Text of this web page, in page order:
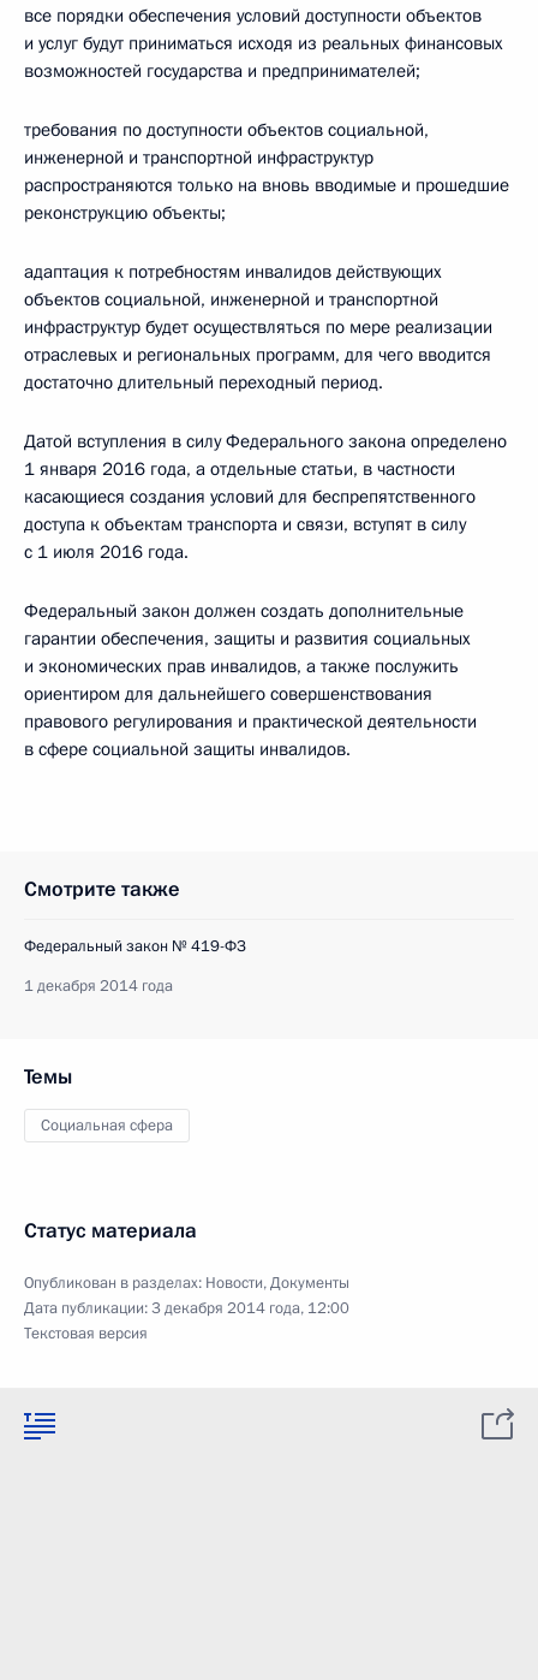
все порядки обеспечения условий доступности объектов
и услуг будут приниматься исходя из реальных финансовых
возможностей государства и предпринимателей;
требования по доступности объектов социальной,
инженерной и транспортной инфраструктур
распространяются только на вновь вводимые и прошедшие
реконструкцию объекты;
адаптация к потребностям инвалидов действующих
объектов социальной, инженерной и транспортной
инфраструктур будет осуществляться по мере реализации
отраслевых и региональных программ, для чего вводится
достаточно длительный переходный период.
Датой вступления в силу Федерального закона определено
1 января 2016 года, а отдельные статьи, в частности
касающиеся создания условий для беспрепятственного
доступа к объектам транспорта и связи, вступят в силу
с 1 июля 2016 года.
Федеральный закон должен создать дополнительные
гарантии обеспечения, защиты и развития социальных
и экономических прав инвалидов, а также послужить
ориентиром для дальнейшего совершенствования
правового регулирования и практической деятельности
в сфере социальной защиты инвалидов.
Смотрите также
Федеральный закон № 419-ФЗ
1 декабря 2014 года
Темы
Социальная сфера
Статус материала
Опубликован в разделах: Новости,Документы
Дата публикации:3 декабря 2014 года, 12:00
Текстовая версия